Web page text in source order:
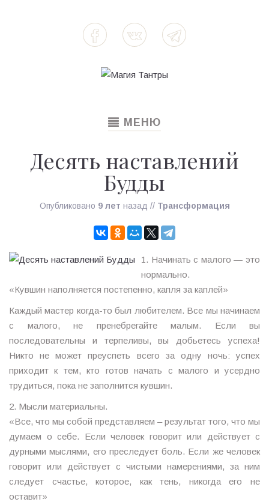
TOGGLE
МЕНЮ
Десять наставлений
Будды
Опубликовано 9 лет назад // Трансформация
1. Начинать с малого — это
нормально.
«Кувшин наполняется постепенно, капля за каплей»
Каждый мастер когда-то был любителем. Все мы начинаем
с малого, не пренебрегайте малым. Если вы
последовательны и терпеливы, вы добьетесь успеха!
Никто не может преуспеть всего за одну ночь: успех
приходит к тем, кто готов начать с малого и усердно
трудиться, пока не заполнится кувшин.
2. Мысли материальны.
«Все, что мы собой представляем – результат того, что мы
думаем о себе. Если человек говорит или действует с
дурными мыслями, его преследует боль. Если же человек
говорит или действует с чистыми намерениями, за ним
следует счастье, которое, как тень, никогда его не
оставит»